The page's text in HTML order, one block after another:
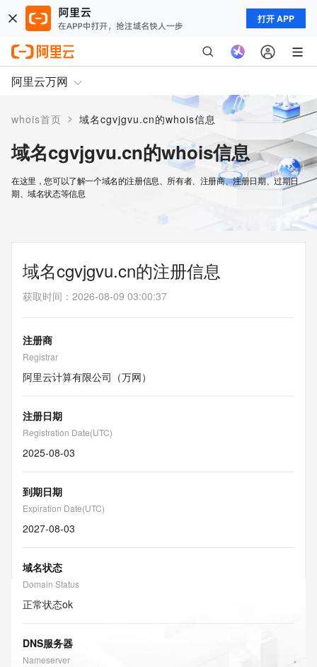
打开 APP
阿里云万网
whois首页 > 域名cgvjgvu.cn的whois信息
域名cgvjgvu.cn的whois信息
在这里，您可以了解一个域名的注册信息、所有者、注册商、注册日期、过期日
期、域名状态等信息
域名cgvjgvu.cn的注册信息
获取时间 ： 2026-08-09 03:00:37
注册商
Registrar
阿里云计算有限公司（万网）
注册日期
Registration Date(UTC)
2025-08-03
到期日期
Expiration Date(UTC)
2027-08-03
域名状态
Domain Status
正常状态ok
DNS服务器
Nameserver